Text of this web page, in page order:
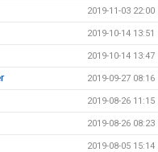
2019-11-03 22:00
2019-10-14 13:51
2019-10-14 13:47
2019-09-27 08:16
2019-08-26 11:15
2019-08-26 08:23
2019-08-05 15:14